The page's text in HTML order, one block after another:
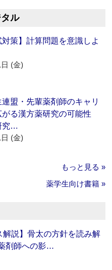
ル
対策】計算問題を意識しよ
(金)
連盟・先輩薬剤師のキャリ
がる漢方薬研究の可能性
究…
(金)
もっと見る »
薬学生向け書籍 »
解説】骨太の方針を読み解
剤師への影…